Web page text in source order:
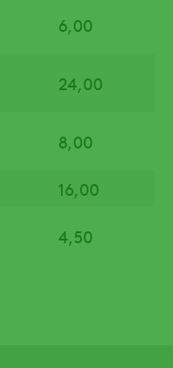
6,00
24,00
8,00
16,00
4,50